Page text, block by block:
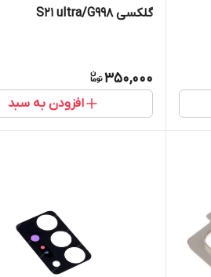
گلکسی S21 ultra/G998
350,000
افزودن به سبد